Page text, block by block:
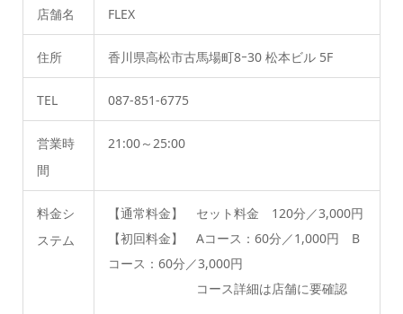
店舗名 FLEX
住所 香川県高松市古馬場町8ｰ30 松本ビル 5F
TEL 087-851-6775
営業時
間
21:00～25:00
料金シ
ステム
【通常料金】 セット料金 120分／3,000円
【初回料金】 Aコース：60分／1,000円 B
コース：60分／3,000円
コース詳細は店舗に要確認